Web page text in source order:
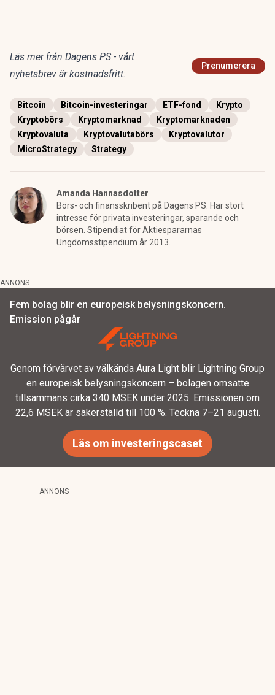
Läs mer från Dagens PS - vårt
nyhetsbrev är kostnadsfritt:
Prenumerera
Bitcoin Bitcoin-investeringar ETF-fond
Krypto
Kryptobörs
Kryptomarknad
Kryptomarknaden
Kryptovaluta
Kryptovalutabörs
Kryptovalutor
MicroStrategy
Strategy
Amanda Hannasdotter
Börs- och finansskribent på Dagens PS. Har stort
intresse för privata investeringar, sparande och
börsen. Stipendiat för Aktiespararnas
Ungdomsstipendium år 2013.
ANNONS
Fem bolag blir en europeisk belysningskoncern.
Emission pågår
Genom förvärvet av välkända Aura Light blir Lightning Group
en europeisk belysningskoncern – bolagen omsatte
tillsammans cirka 340 MSEK under 2025. Emissionen om
22,6 MSEK är säkerställd till 100 %. Teckna 7–21 augusti.
Läs om investeringscaset
ANNONS